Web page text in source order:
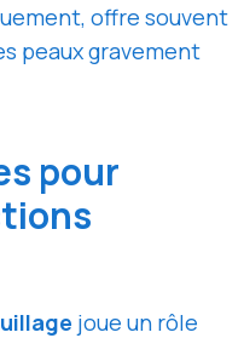
offre souvent
peaux gravement
pour
joue un rôle